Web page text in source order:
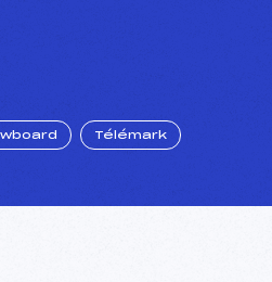
Télémark